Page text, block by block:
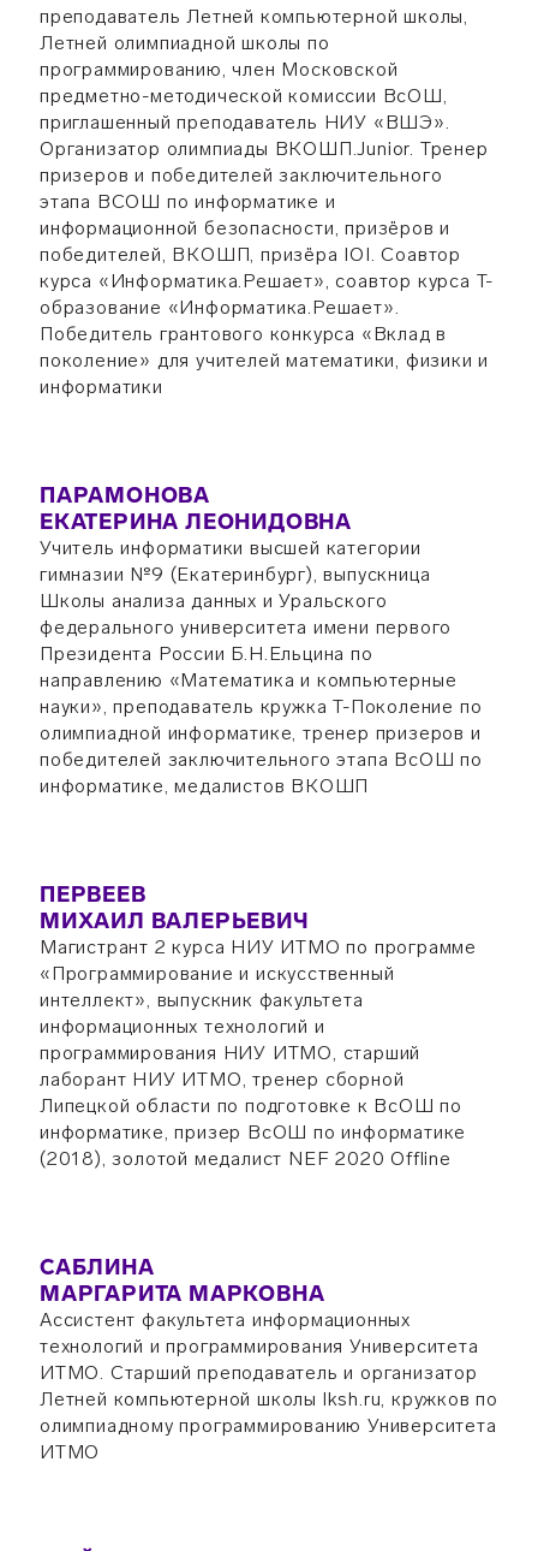
преподаватель Летней компьютерной школы,
Летней олимпиадной школы по
программированию, член Московской
предметно-методической комиссии ВсОШ,
приглашенный преподаватель НИУ «ВШЭ».
Организатор олимпиады ВКОШП.Junior. Тренер
призеров и победителей заключительного
этапа ВСОШ по информатике и
информационной безопасности, призёров и
победителей, ВКОШП, призёра IOI. Соавтор
курса «Информатика.Решает», соавтор курса Т-
образование «Информатика.Решает».
Победитель грантового конкурса «Вклад в
поколение» для учителей математики, физики и
информатики
ПАРАМОНОВА
ЕКАТЕРИНА ЛЕОНИДОВНА
Учитель информатики высшей категории
гимназии №9 (Екатеринбург), выпускница
Школы анализа данных и Уральского
федерального университета имени первого
Президента России Б.Н.Ельцина по
направлению «Математика и компьютерные
науки», преподаватель кружка Т-Поколение по
олимпиадной информатике, тренер призеров и
победителей заключительного этапа ВсОШ по
информатике, медалистов ВКОШП
ПЕРВЕЕВ
МИХАИЛ ВАЛЕРЬЕВИЧ
Магистрант 2 курса НИУ ИТМО по программе
«Программирование и искусственный
интеллект», выпускник факультета
информационных технологий и
программирования НИУ ИТМО, старший
лаборант НИУ ИТМО, тренер сборной
Липецкой области по подготовке к ВсОШ по
информатике, призер ВсОШ по информатике
(2018), золотой медалист NEF 2020 Offline
САБЛИНА
МАРГАРИТА МАРКОВНА
Ассистент факультета информационных
технологий и программирования Университета
ИТМО. Старший преподаватель и организатор
Летней компьютерной школы lksh.ru, кружков по
олимпиадному программированию Университета
ИТМО